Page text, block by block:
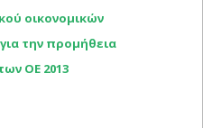
οικονομικών
την προμήθεια
ΟΕ 2013